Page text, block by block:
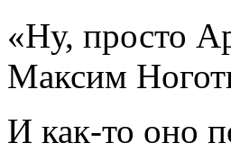
«Ну, просто
Максим
И как-то оно